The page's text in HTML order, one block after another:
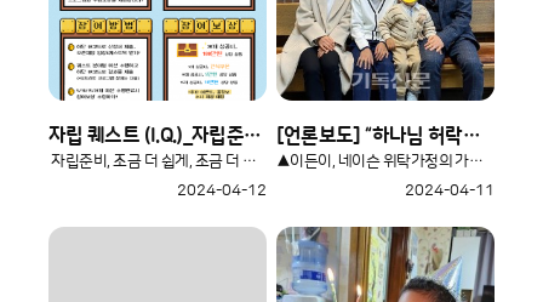
자립 퀘스트 (I.Q.)_자립준비청년 지원 프로그램_실시 및 참여 안내
자립준비, 조금 더 쉽게, 조금 더 재미있게 가보아요 :)자립..
2024-04-12
[언론보도] “하나님 허락하신 두 아들 통해 사랑 경험합니다”(2024.03.20.보도)
▲이든이, 네이슨 위탁가정의 가족사진 위탁아동 이든이와 네이슨(..
2024-04-11